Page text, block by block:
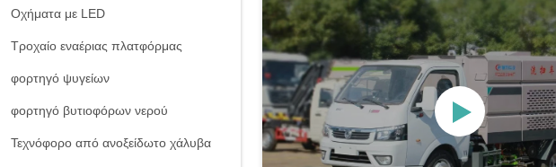
Οχήματα με LED
Τροχαίο εναέριας πλατφόρμας
φορτηγό ψυγείων
φορτηγό βυτιοφόρων νερού
Τεχνόφορο από ανοξείδωτο χάλυβα